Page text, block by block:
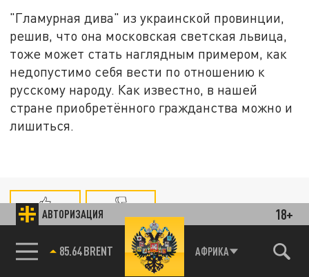
АВТОРИЗАЦИЯ 18+
85.64 BRENT АФРИКА
"Гламурная дива" из украинской провинции,
решив, что она московская светская львица,
тоже может стать наглядным примером, как
недопустимо себя вести по отношению к
русскому народу. Как известно, в нашей
стране приобретённого гражданства можно и
лишиться.
Технофашисты XXI века